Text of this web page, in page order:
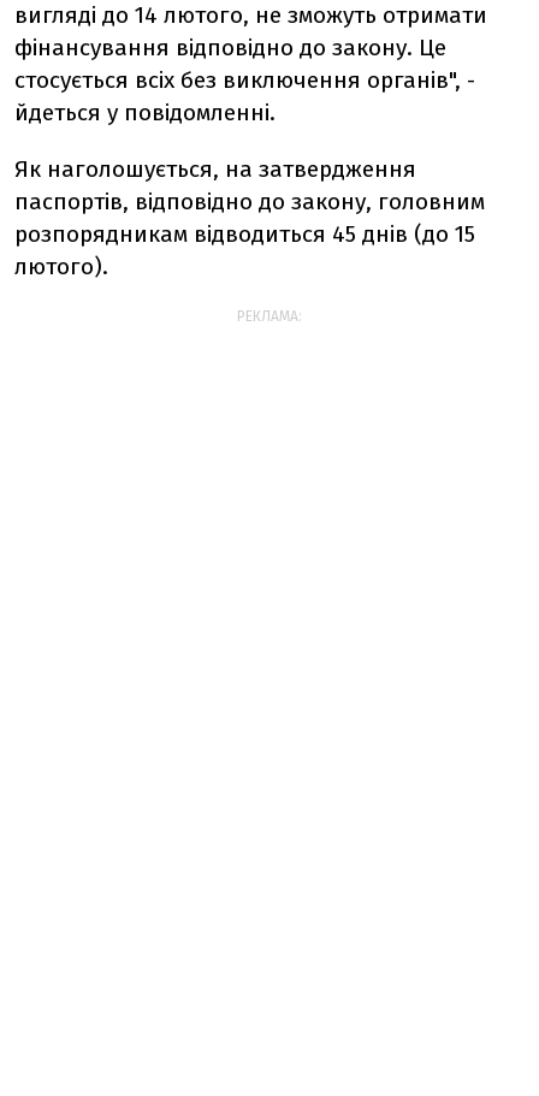
вигляді до 14 лютого, не зможуть отримати
фінансування відповідно до закону. Це
стосується всіх без виключення органів", -
йдеться у повідомленні.
Як наголошується, на затвердження
паспортів, відповідно до закону, головним
розпорядникам відводиться 45 днів (до 15
лютого).
РЕКЛАМА: